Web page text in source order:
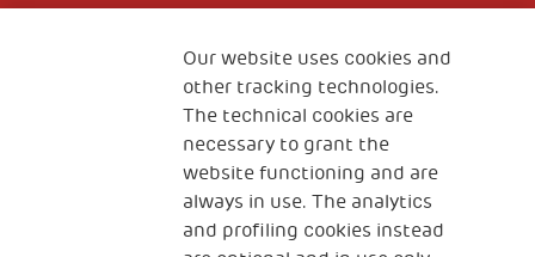
The Human Safety Net
CONTACT US
Our website uses cookies and
other tracking technologies.
The technical cookies are
necessary to grant the
website functioning and are
always in use. The analytics
and profiling cookies instead